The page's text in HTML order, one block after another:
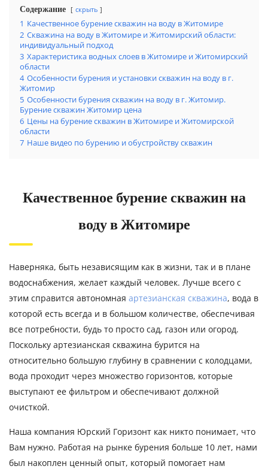
Содержание скрыть
1 Качественное бурение скважин на воду в Житомире
2 Скважина на воду в Житомире и Житомирский области:
индивидуальный подход
3 Характеристика водных слоев в Житомире и Житомирский
области
4 Особенности бурения и установки скважин на воду в г.
Житомир
5 Особенности бурения скважин на воду в г. Житомир.
Бурение скважин Житомир цена
6 Цены на бурение скважин в Житомире и Житомирской
области
7 Наше видео по бурению и обустройству скважин
Качественное бурение скважин на
воду в Житомире
Наверняка, быть независящим как в жизни, так и в плане
водоснабжения, желает каждый человек. Лучше всего с
этим справится автономная артезианская скважина, вода в
которой есть всегда и в большом количестве, обеспечивая
все потребности, будь то просто сад, газон или огород.
Поскольку артезианская скважина бурится на
относительно большую глубину в сравнении с колодцами,
вода проходит через множество горизонтов, которые
выступают ее фильтром и обеспечивают должной
очисткой.
Наша компания Юрский Горизонт как никто понимает, что
Вам нужно. Работая на рынке бурения больше 10 лет, нами
был накоплен ценный опыт, который помогает нам